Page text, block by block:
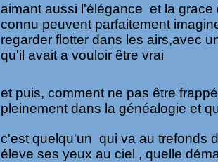
aimant aussi l'élégance et la
connu peuvent parfaitement
regarder flotter dans les airs,avec
qu'il avait a vouloir être vrai
et puis, comment ne pas être
pleinement dans la généalogie et
c'est quelqu'un qui va au trefonds
éleve ses yeux au ciel , quelle